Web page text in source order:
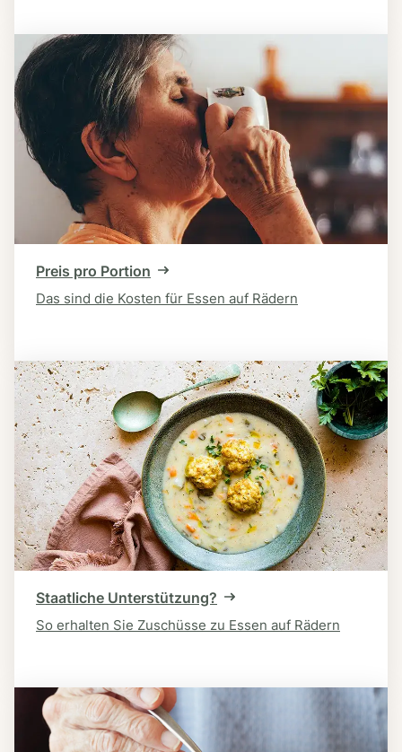
Preis pro Portion
Das sind die Kosten für Essen auf Rädern
Staatliche Unterstützung?
So erhalten Sie Zuschüsse zu Essen auf Rädern